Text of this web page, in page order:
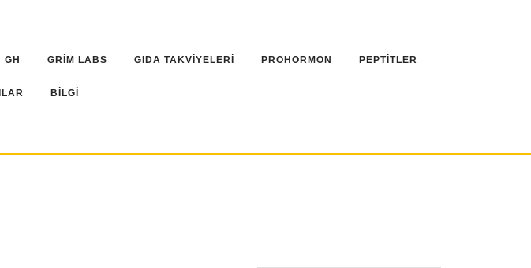
GH GRİM LABS GIDA TAKVİYELERİ PROHORMON PEPTİTLER
BİLGİ